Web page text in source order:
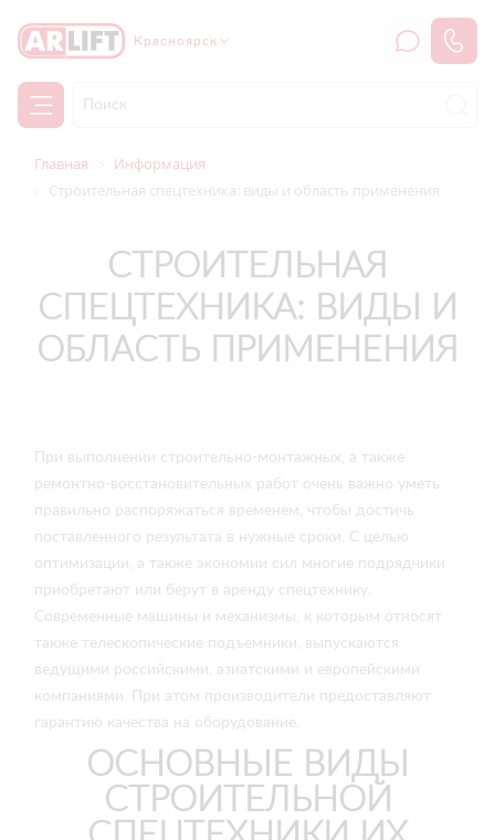
Красноярск
Главная
Информация
Строительная спецтехника: виды и область применения
СТРОИТЕЛЬНАЯ
СПЕЦТЕХНИКА: ВИДЫ И
ОБЛАСТЬ ПРИМЕНЕНИЯ
При выполнении строительно-монтажных, а также
ремонтно-восстановительных работ очень важно уметь
правильно распоряжаться временем, чтобы достичь
поставленного результата в нужные сроки. С целью
оптимизации, а также экономии сил многие подрядчики
приобретают или берут в аренду спецтехнику.
Современные машины и механизмы, к которым относят
также телескопические подъемники, выпускаются
ведущими российскими, азиатскими и европейскими
компаниями. При этом производители предоставляют
гарантию качества на оборудование.
ОСНОВНЫЕ ВИДЫ
СТРОИТЕЛЬНОЙ